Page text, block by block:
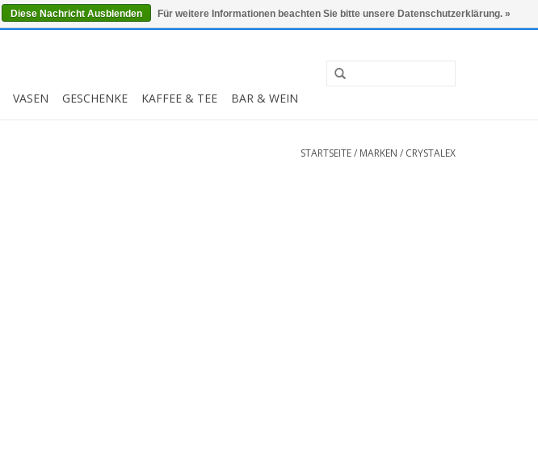
0 Artikel - €0,00 Mein Konto / Kundenkonto anlegen
VASEN GESCHENKE KAFFEE & TEE BAR & WEIN
STARTSEITE/ MARKEN / CRYSTALEX
Diese Nachricht Ausblenden Für weitere Informationen beachten Sie bitte unsere Datenschutzerklärung. »